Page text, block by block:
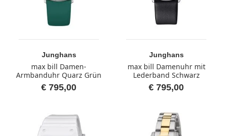
Junghans
max bill Damen-
Armbanduhr Quarz Grün
€ 795,00
Junghans
max bill Damenuhr mit
Lederband Schwarz
€ 795,00